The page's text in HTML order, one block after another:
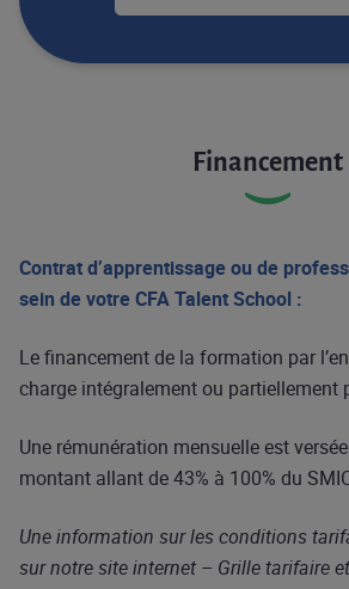
Financement
Contrat d’apprentissage ou de
sein de votre CFA Talent School : ​
Le financement de la formation par
charge intégralement ou partiellement
Une rémunération mensuelle est versée
montant allant de 43% à 100% du
Une information sur les conditions
sur notre site internet – Grille tarifaire et